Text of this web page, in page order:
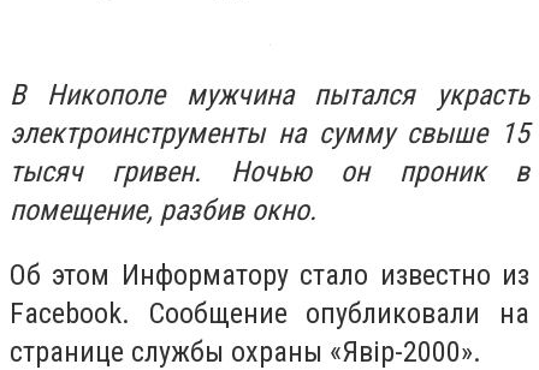
В Никополе мужчина пытался украсть
электроинструменты на сумму свыше 15
тысяч гривен. Ночью он проник в
помещение, разбив окно.
Об этом Информатору стало известно из
Facebook. Сообщение опубликовали на
странице службы охраны «Явір-2000».